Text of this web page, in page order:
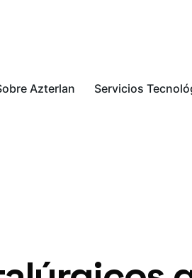
Azterlan Servicios